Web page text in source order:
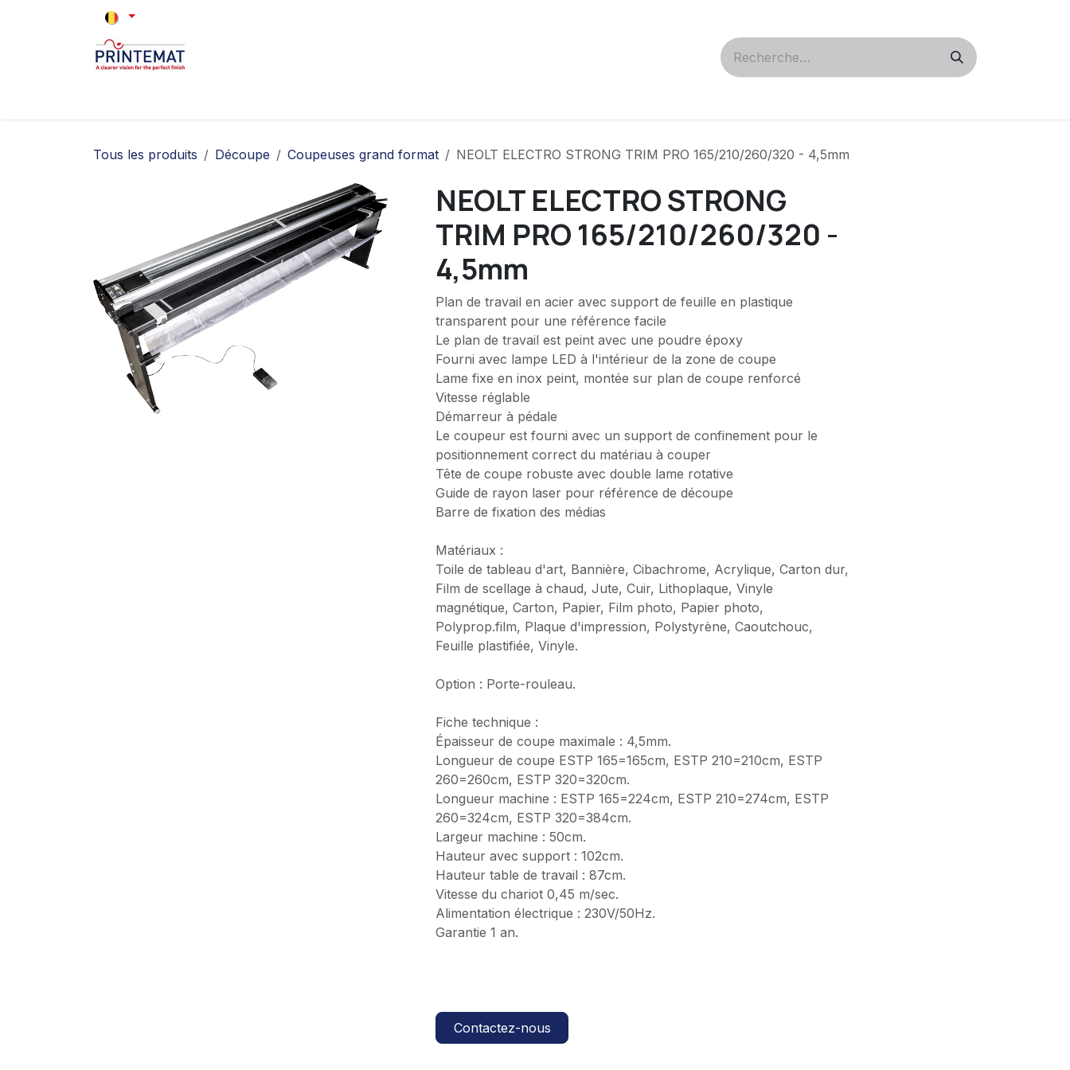
Se rendre au contenu
Tous les produits Découpe Coupeuses grand format NEOLT ELECTRO STRONG TRIM PRO 165/210/260/320 - 4,5mm
NEOLT ELECTRO STRONG
TRIM PRO 165/210/260/320 -
4,5mm
Plan de travail en acier avec support de feuille en plastique
transparent pour une référence facile
Le plan de travail est peint avec une poudre époxy
Fourni avec lampe LED à l'intérieur de la zone de coupe
Lame fixe en inox peint, montée sur plan de coupe renforcé
Vitesse réglable
Démarreur à pédale
Le coupeur est fourni avec un support de confinement pour le
positionnement correct du matériau à couper
Tête de coupe robuste avec double lame rotative
Guide de rayon laser pour référence de découpe
Barre de fixation des médias
Matériaux :
Toile de tableau d'art, Bannière, Cibachrome, Acrylique, Carton dur,
Film de scellage à chaud, Jute, Cuir, Lithoplaque, Vinyle
magnétique, Carton, Papier, Film photo, Papier photo,
Polyprop.film, Plaque d'impression, Polystyrène, Caoutchouc,
Feuille plastifiée, Vinyle.
Option : Porte-rouleau.
Fiche technique :
Épaisseur de coupe maximale : 4,5mm.
Longueur de coupe ESTP 165=165cm, ESTP 210=210cm, ESTP
260=260cm, ESTP 320=320cm.
Longueur machine : ESTP 165=224cm, ESTP 210=274cm, ESTP
260=324cm, ESTP 320=384cm.
Largeur machine : 50cm.
Hauteur avec support : 102cm.
Hauteur table de travail : 87cm.
Vitesse du chariot 0,45 m/sec.
Alimentation électrique : 230V/50Hz.
Garantie 1 an.
Contactez-nous